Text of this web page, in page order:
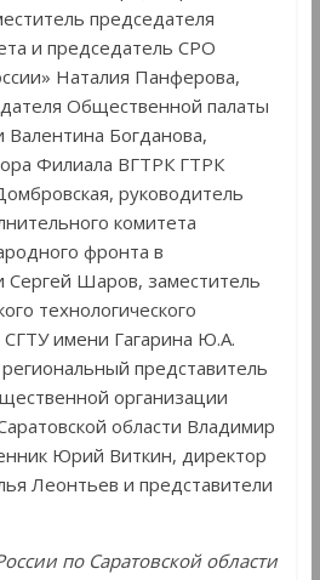
председателя
и председатель СРО
Наталия Панферова,
Общественной палаты
Валентина Богданова,
Филиала ВГТРК ГТРК
руководитель
комитета
фронта в
Сергей Шаров, заместитель
технологического
СГТУ имени Гагарина Ю.А.
представитель
организации
области Владимир
Юрий Виткин, директор
Леонтьев и представители
по Саратовской области